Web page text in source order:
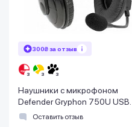
300₴ за отзыв
Наушники с микрофоном
Defender Gryphon 750U USB
черныеОставить отзыв